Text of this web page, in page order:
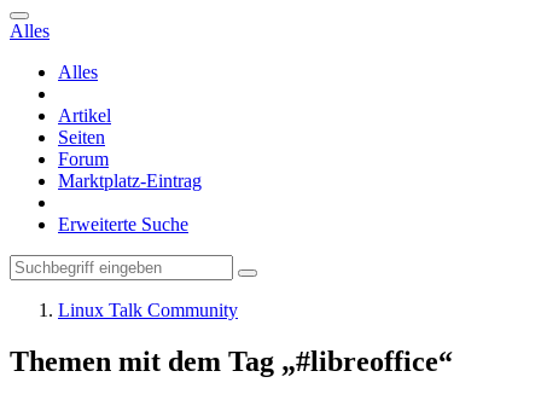
Alles
Alles
Artikel
Seiten
Forum
Marktplatz-Eintrag
Erweiterte Suche
Linux Talk Community
Themen mit dem Tag „#libreoffice“